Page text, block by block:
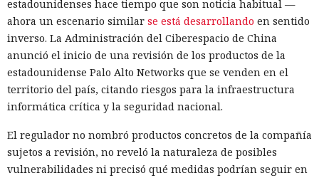
estadounidenses hace tiempo que son noticia habitual —
ahora un escenario similar se está desarrollando en sentido
inverso. La Administración del Ciberespacio de China
anunció el inicio de una revisión de los productos de la
estadounidense Palo Alto Networks que se venden en el
territorio del país, citando riesgos para la infraestructura
informática crítica y la seguridad nacional.
El regulador no nombró productos concretos de la compañía
sujetos a revisión, no reveló la naturaleza de posibles
vulnerabilidades ni precisó qué medidas podrían seguir en